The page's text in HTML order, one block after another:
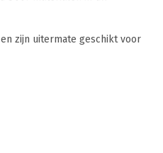
zijn uitermate geschikt voor